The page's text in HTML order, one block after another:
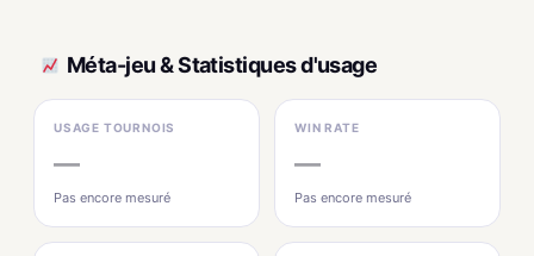
Méta-jeu & Statistiques d'usage
USAGE TOURNOIS
—
Pas encore mesuré
WIN RATE
—
Pas encore mesuré